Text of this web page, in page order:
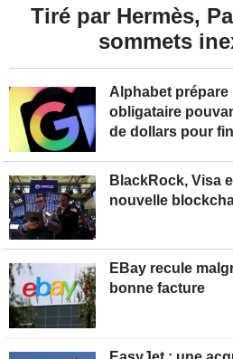
Alphabet prépare
obligataire
de dollars pour
BlackRock, Visa
nouvelle
Tiré par Hermès,
sommets
EBay recule
bonne facture